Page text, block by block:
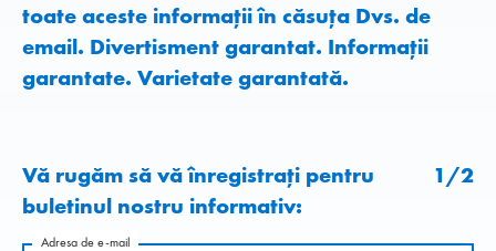
toate aceste informații în căsuța Dvs. de
email. Divertisment garantat. Informații
garantate. Varietate garantată.
Vă rugăm să vă înregistrați pentru
buletinul nostru informativ:
1/2
Adresa de e-mail